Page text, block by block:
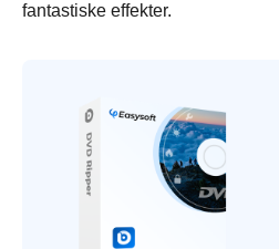
fantastiske effekter.